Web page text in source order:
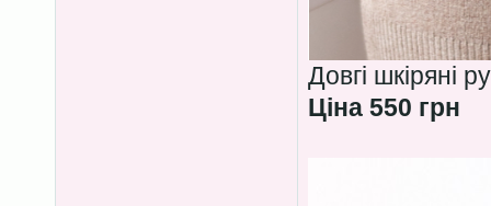
Довгі шкіряні
Ціна 550 грн